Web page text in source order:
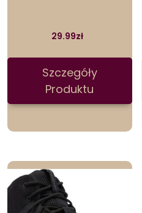
29.99zł
Szczegóły
Produktu